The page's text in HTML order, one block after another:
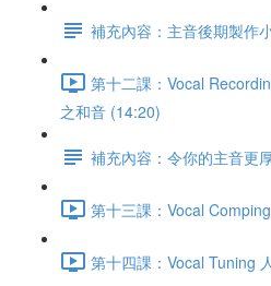
補充內容：主音後期製作
第十二課：Vocal
之和音 (14:20)
補充內容：令你的主音更
第十三課：Vocal
第十四課：Vocal Tuning